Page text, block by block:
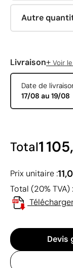
Autre
Livraison+ Voir
Date de
17/08 au 19/08
Total1
Prix unitaire :
Total (20% TVA) :
Devis